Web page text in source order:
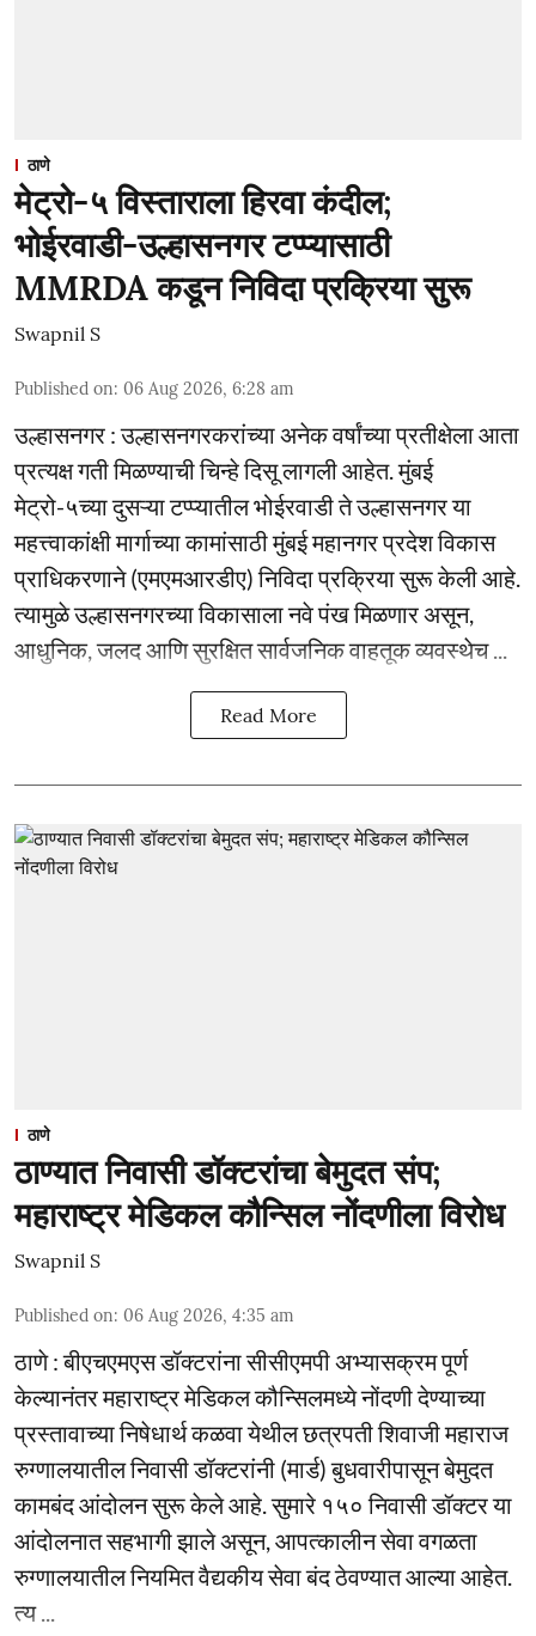
ठाणे
मेट्रो-५ विस्ताराला हिरवा कंदील;
भोईरवाडी-उल्हासनगर टप्प्यासाठी
MMRDA कडून निविदा प्रक्रिया सुरू
Swapnil S
Published on: 06 Aug 2026, 6:28 am
उल्हासनगर : उल्हासनगरकरांच्या अनेक वर्षांच्या प्रतीक्षेला आता
प्रत्यक्ष गती मिळण्याची चिन्हे दिसू लागली आहेत. मुंबई
मेट्रो-५च्या दुसऱ्या टप्प्यातील भोईरवाडी ते उल्हासनगर या
महत्त्वाकांक्षी मार्गाच्या कामांसाठी मुंबई महानगर प्रदेश विकास
प्राधिकरणाने (एमएमआरडीए) निविदा प्रक्रिया सुरू केली आहे.
त्यामुळे उल्हासनगरच्या विकासाला नवे पंख मिळणार असून,
आधुनिक, जलद आणि सुरक्षित सार्वजनिक वाहतूक व्यवस्थेच ...
Read More
ठाणे
ठाण्यात निवासी डॉक्टरांचा बेमुदत संप;
महाराष्ट्र मेडिकल कौन्सिल नोंदणीला विरोध
Swapnil S
Published on: 06 Aug 2026, 4:35 am
ठाणे : बीएचएमएस डॉक्टरांना सीसीएमपी अभ्यासक्रम पूर्ण
केल्यानंतर महाराष्ट्र मेडिकल कौन्सिलमध्ये नोंदणी देण्याच्या
प्रस्तावाच्या निषेधार्थ कळवा येथील छत्रपती शिवाजी महाराज
रुग्णालयातील निवासी डॉक्टरांनी (मार्ड) बुधवारीपासून बेमुदत
कामबंद आंदोलन सुरू केले आहे. सुमारे १५० निवासी डॉक्टर या
आंदोलनात सहभागी झाले असून, आपत्कालीन सेवा वगळता
रुग्णालयातील नियमित वैद्यकीय सेवा बंद ठेवण्यात आल्या आहेत.
त्य ...